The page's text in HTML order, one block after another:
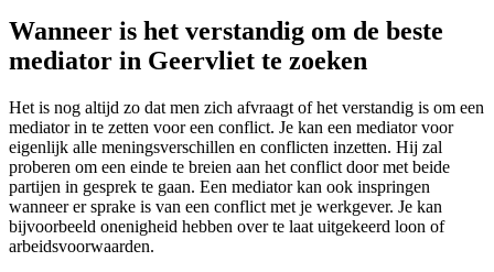
Wanneer is het verstandig om de beste
mediator in Geervliet te zoeken
Het is nog altijd zo dat men zich afvraagt of het verstandig is om een
mediator in te zetten voor een conflict. Je kan een mediator voor
eigenlijk alle meningsverschillen en conflicten inzetten. Hij zal
proberen om een einde te breien aan het conflict door met beide
partijen in gesprek te gaan. Een mediator kan ook inspringen
wanneer er sprake is van een conflict met je werkgever. Je kan
bijvoorbeeld onenigheid hebben over te laat uitgekeerd loon of
arbeidsvoorwaarden.